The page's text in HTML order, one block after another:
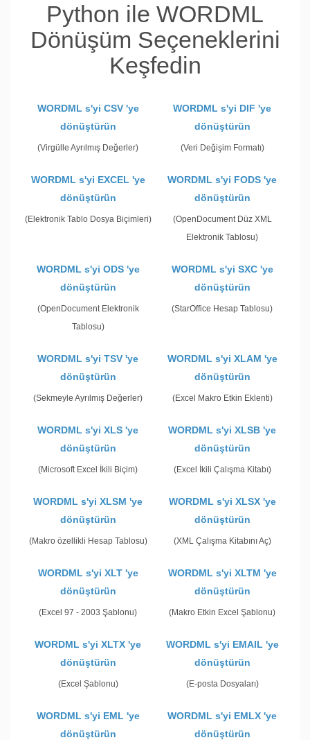
Python ile WORDML
Dönüşüm Seçeneklerini
Keşfedin
WORDML s'yi CSV 'ye
dönüştürün
(Virgülle Ayrılmış Değerler)
WORDML s'yi DIF 'ye
dönüştürün
(Veri Değişim Formatı)
WORDML s'yi EXCEL 'ye
dönüştürün
(Elektronik Tablo Dosya Biçimleri)
WORDML s'yi FODS 'ye
dönüştürün
(OpenDocument Düz XML
Elektronik Tablosu)
WORDML s'yi ODS 'ye
dönüştürün
(OpenDocument Elektronik
Tablosu)
WORDML s'yi SXC 'ye
dönüştürün
(StarOffice Hesap Tablosu)
WORDML s'yi TSV 'ye
dönüştürün
(Sekmeyle Ayrılmış Değerler)
WORDML s'yi XLAM 'ye
dönüştürün
(Excel Makro Etkin Eklenti)
WORDML s'yi XLS 'ye
dönüştürün
(Microsoft Excel İkili Biçim)
WORDML s'yi XLSB 'ye
dönüştürün
(Excel İkili Çalışma Kitabı)
WORDML s'yi XLSM 'ye
dönüştürün
(Makro özellikli Hesap Tablosu)
WORDML s'yi XLSX 'ye
dönüştürün
(XML Çalışma Kitabını Aç)
WORDML s'yi XLT 'ye
dönüştürün
(Excel 97 - 2003 Şablonu)
WORDML s'yi XLTM 'ye
dönüştürün
(Makro Etkin Excel Şablonu)
WORDML s'yi XLTX 'ye
dönüştürün
(Excel Şablonu)
WORDML s'yi EMAIL 'ye
dönüştürün
(E-posta Dosyaları)
WORDML s'yi EML 'ye
dönüştürün
WORDML s'yi EMLX 'ye
dönüştürün